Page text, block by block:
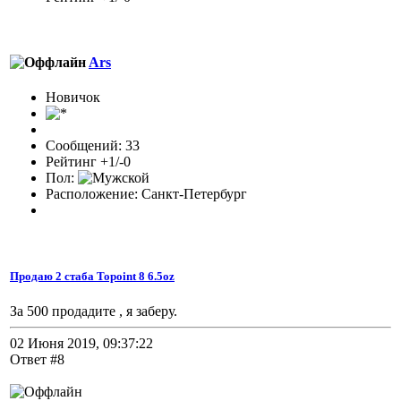
Ars
Новичок
Сообщений: 33
Рейтинг +1/-0
Пол:
Расположение: Санкт-Петербург
Продаю 2 стаба Topoint 8 6.5oz
За 500 продадите , я заберу.
02 Июня 2019, 09:37:22
Ответ #8